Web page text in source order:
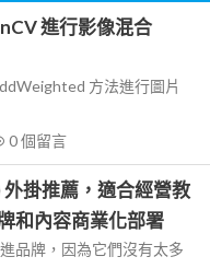
進行影像混合
方法進行圖片
0個留言
掛推薦，適合經營教
和內容商業化部署
品牌，因為它們沒有太多